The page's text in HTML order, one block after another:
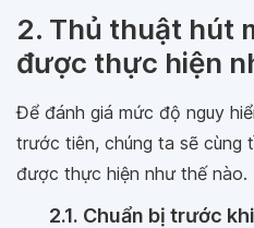
2. Thủ thuật hút
được thực hiện
Để đánh giá mức độ nguy
trước tiên, chúng ta sẽ cùng
được thực hiện như thế nào.
2.1. Chuẩn bị trước